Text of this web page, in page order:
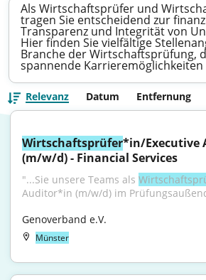
Als Wirtschaftsprüfer und
tragen Sie entscheidend zur
Transparenz und Integrität von
Hier finden Sie vielfältige
Branche der Wirtschaftsprüfung,
spannende Karrieremöglichkeiten
Relevanz Datum Entfernung
Wirtschaftsprüfer*in/Executive
(m/w/d) - Financial Services
"...Sie unsere Teams als
Auditor*in (m/w/d) im
Genoverband e.V.
Münster